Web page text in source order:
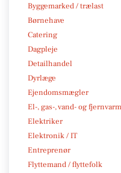
Byggemarked / trælast
Børnehave
Catering
Dagpleje
Detailhandel
Dyrlæge
Ejendomsmægler
El-, gas-, vand- og
Elektriker
Elektronik / IT
Entreprenør
Flyttemand / flyttefolk